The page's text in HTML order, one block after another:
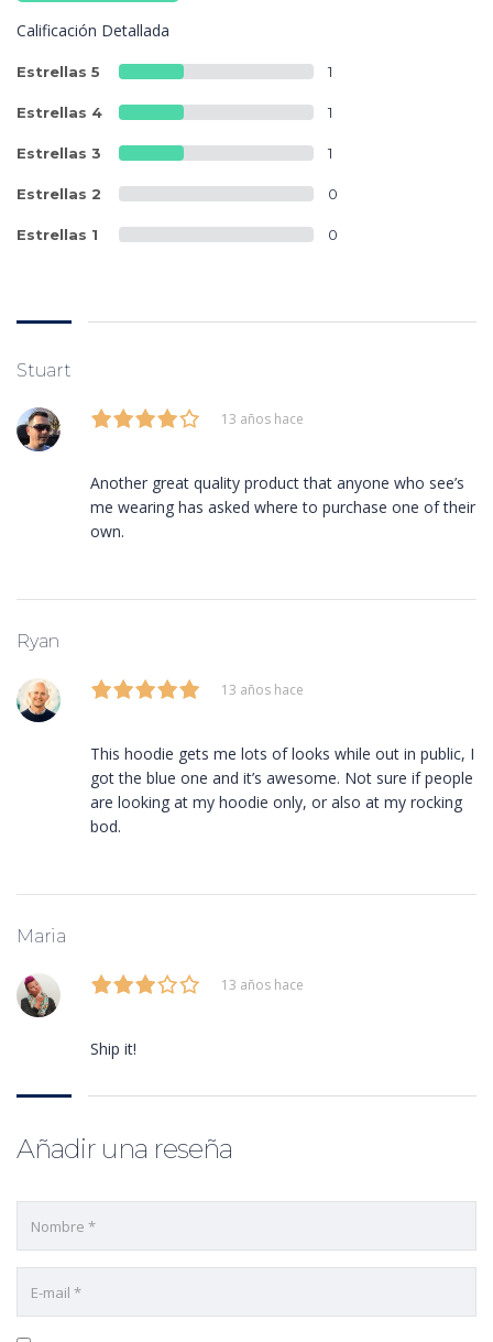
Calificación Detallada
Estrellas 5 1
Estrellas 4 1
Estrellas 3 1
Estrellas 2 0
Estrellas 1 0
Stuart
13 años hace
Another great quality product that anyone who see’s
me wearing has asked where to purchase one of their
own.
Ryan
13 años hace
This hoodie gets me lots of looks while out in public, I
got the blue one and it’s awesome. Not sure if people
are looking at my hoodie only, or also at my rocking
bod.
Maria
13 años hace
Ship it!
Añadir una reseña